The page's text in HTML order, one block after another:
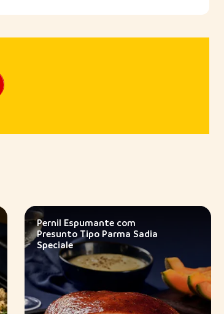
Pernil Espumante com
Presunto Tipo Parma Sadia
Speciale